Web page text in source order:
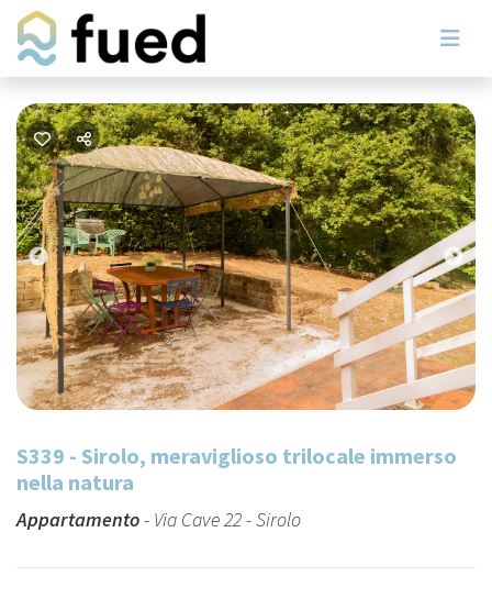
Previous
S339 - Sirolo, meraviglioso trilocale immerso
nella natura
Appartamento- Via Cave 22 - Sirolo